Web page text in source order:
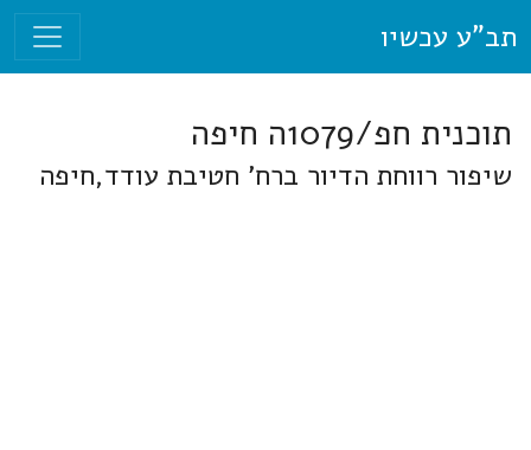
תב"ע עכשיו
תוכנית חפ/1079ה חיפה
שיפור רווחת הדיור ברח' חטיבת עודד,חיפה